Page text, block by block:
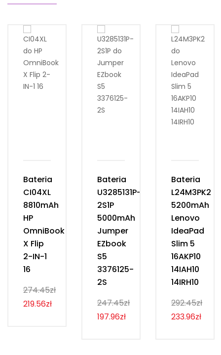
Bateria
CI04XL
8810mAh
HP
OmniBook
X Flip
2-IN-1
16
274.45zł
219.56zł
Bateria
U3285131P-
2S1P
5000mAh
Jumper
EZbook
S5
3376125-
2S
247.45zł
197.96zł
Bateria
L24M3PK2
5200mAh
Lenovo
IdeaPad
Slim 5
16AKP10
14IAH10
14IRH10
292.45zł
233.96zł